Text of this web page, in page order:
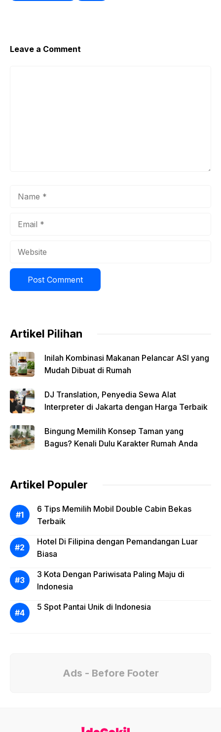
Leave a Comment
Artikel Pilihan
Inilah Kombinasi Makanan Pelancar ASI yang
Mudah Dibuat di Rumah
DJ Translation, Penyedia Sewa Alat
Interpreter di Jakarta dengan Harga Terbaik
Bingung Memilih Konsep Taman yang
Bagus? Kenali Dulu Karakter Rumah Anda
Artikel Populer
6 Tips Memilih Mobil Double Cabin Bekas
Terbaik
Hotel Di Filipina dengan Pemandangan Luar
Biasa
3 Kota Dengan Pariwisata Paling Maju di
Indonesia
5 Spot Pantai Unik di Indonesia
Ads - Before Footer